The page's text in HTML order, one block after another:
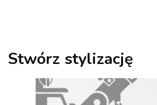
Stwórz stylizację